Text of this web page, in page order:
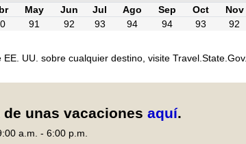
May Jun Jul Ago Sep Oct Nov
91 92 93 94 94 93 92
UU. sobre cualquier destino, visite Travel.State.Gov.
unas vacaciones aquí.
a.m. - 6:00 p.m.